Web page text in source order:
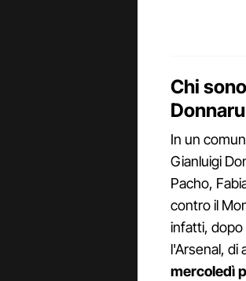
Chi
In un
Gianluigi
Pacho,
contro il
infatti, dopo
l'Arsenal, di
mercoledì